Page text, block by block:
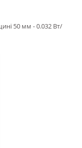
50 мм - 0.032 Вт/